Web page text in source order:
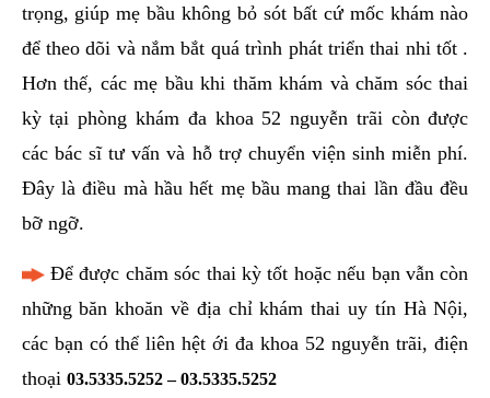
trọng, giúp mẹ bầu không bỏ sót bất cứ mốc khám nào
để theo dõi và nắm bắt quá trình phát triển thai nhi tốt .
Hơn thế, các mẹ bầu khi thăm khám và chăm sóc thai
kỳ tại phòng khám đa khoa 52 nguyễn trãi còn được
các bác sĩ tư vấn và hỗ trợ chuyển viện sinh miễn phí.
Đây là điều mà hầu hết mẹ bầu mang thai lần đầu đều
bỡ ngỡ.
Để được chăm sóc thai kỳ tốt hoặc nếu bạn vẫn còn
những băn khoăn về địa chỉ khám thai uy tín Hà Nội,
các bạn có thể liên hệt ới đa khoa 52 nguyễn trãi, điện
thoại 03.5335.5252–03.5335.5252